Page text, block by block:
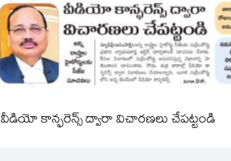
వీడియో కాన్ఫరెన్స్ ద్వారా విచారణలు చేపట్టండి